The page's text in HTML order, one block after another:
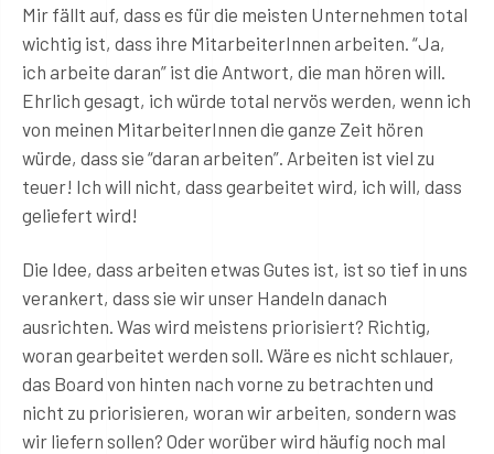
Mir fällt auf, dass es für die meisten Unternehmen total
wichtig ist, dass ihre MitarbeiterInnen arbeiten. “Ja,
ich arbeite daran” ist die Antwort, die man hören will.
Ehrlich gesagt, ich würde total nervös werden, wenn ich
von meinen MitarbeiterInnen die ganze Zeit hören
würde, dass sie “daran arbeiten”. Arbeiten ist viel zu
teuer! Ich will nicht, dass gearbeitet wird, ich will, dass
geliefert wird!
Die Idee, dass arbeiten etwas Gutes ist, ist so tief in uns
verankert, dass sie wir unser Handeln danach
ausrichten. Was wird meistens priorisiert? Richtig,
woran gearbeitet werden soll. Wäre es nicht schlauer,
das Board von hinten nach vorne zu betrachten und
nicht zu priorisieren, woran wir arbeiten, sondern was
wir liefern sollen? Oder worüber wird häufig noch mal